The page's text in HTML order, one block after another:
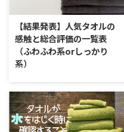
女性にぴったりの人気タオルのブ
ランドを紹介していきます。 女
性に人気のタオルブランドにはど
んなものがあるの？ 女性向けの
タオルとして注目のブランドを今
回は21個紹介します。 ぜひプレ
してしっかりと抑えておきたい喜
ばれるポイントをお伝えします。
...
【結果発表】人気タオルの
感触と総合評価の一覧表
（ふわふわ系orしっかり
系）
たい方に 知りたい人気タオルの
特徴を知ることができる一覧表で
す。 自分が好きなタオルはふわ
ふわ系なのか、しっかり系なのか